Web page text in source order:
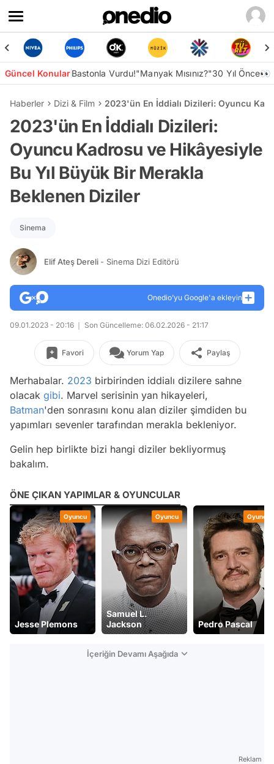
Güncel KonularBastonla Vurdu!"Manyak Mısınız?"30 Yıl Önce👀
Haberler Dizi & Film 2023'ün En İddialı Dizileri: Oyuncu
2023'ün En İddialı Dizileri:
Oyuncu Kadrosu ve Hikâyesiyle
Bu Yıl Büyük Bir Merakla
Beklenen Diziler
Sinema
Elif Ateş Dereli - Sinema Dizi Editörü
Onedio’yu Google'a ekleyin
09.01.2023 - 20:16 Son Güncelleme: 06.02.2026 - 21:17
Favori Yorum Yap Paylaş
Merhabalar. 2023 birbirinden iddialı dizilere sahne
olacak gibi. Marvel serisinin yan hikayeleri,
Batman'den sonrasını konu alan diziler şimdiden bu
yapımları sevenler tarafından merakla bekleniyor.
Gelin hep birlikte bizi hangi diziler bekliyormuş
bakalım.
ÖNE ÇIKAN YAPIMLAR & OYUNCULAR
Oyuncu
Jesse Plemons
Oyuncu
Samuel L.
Jackson
Oyuncu
Pedro Pascal
İçeriğin Devamı Aşağıda
Reklam